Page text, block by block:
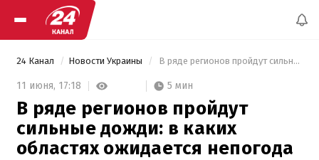
24 Канал Новости Украины В ряде регионов пройдут сильные дожди: в каких областях ожидается непогода
11 июня, 17:18 5 мин
В ряде регионов пройдут
сильные дожди: в каких
областях ожидается непогода